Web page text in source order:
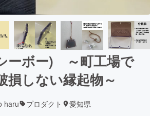
ーボー) ～町工場で
損しない縁起物～
haru プロダクト 愛知県